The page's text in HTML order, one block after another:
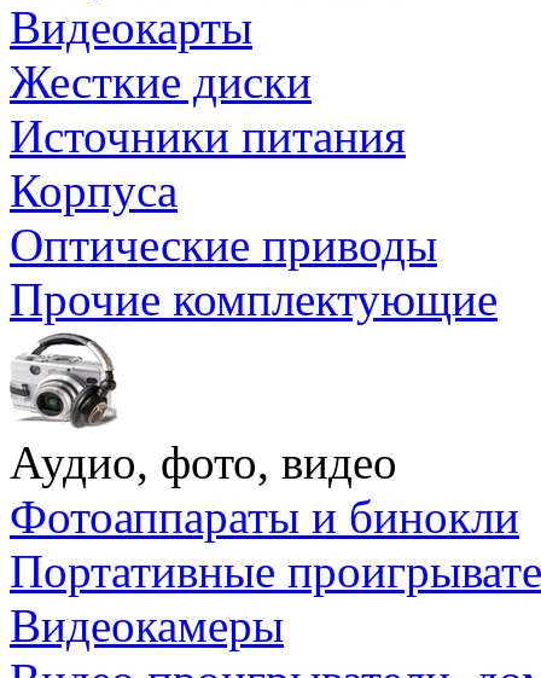
Видеокарты
Жесткие диски
Источники питания
Корпуса
Оптические приводы
Прочие комплектующие
Аудио, фото, видео
Фотоаппараты и бинокли
Портативные
Видеокамеры